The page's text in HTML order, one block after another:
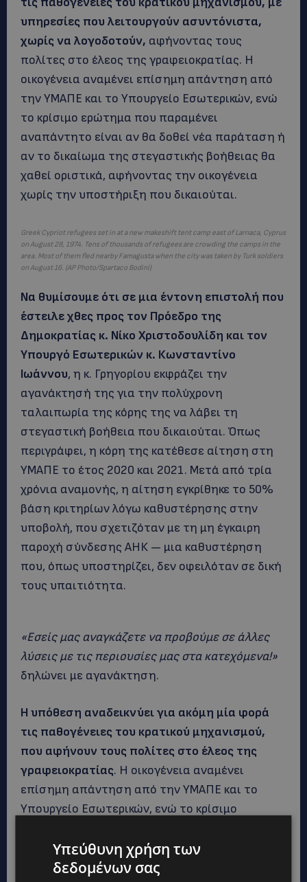
υπηρεσίες που λειτουργούν ασυντόνιστα,
χωρίς να λογοδοτούν, αφήνοντας τους
πολίτες στο έλεος της γραφειοκρατίας. Η
οικογένεια αναμένει επίσημη απάντηση από
την ΥΜΑΠΕ και το Υπουργείο Εσωτερικών, ενώ
το κρίσιμο ερώτημα που παραμένει
αναπάντητο είναι αν θα δοθεί νέα παράταση ή
αν το δικαίωμα της στεγαστικής βοήθειας θα
χαθεί οριστικά, αφήνοντας την οικογένεια
χωρίς την υποστήριξη που δικαιούται.
Greek Cypriot refugees set in at a new makeshift tent camp east of Larnaca, Cyprus
on August 28, 1974. Tens of thousands of refugees are crowding the camps in the
area. Most of them fled nearby Famagusta when the city was taken by Turk soldiers
on August 16. (AP Photo/Spartaco Bodini)
Να θυμίσουμε ότι σε μια έντονη επιστολή που
έστειλε χθες προς τον Πρόεδρο της
Δημοκρατίας κ. Νίκο Χριστοδουλίδη και τον
Υπουργό Εσωτερικών κ. Κωνσταντίνο
Ιωάννου, η κ. Γρηγορίου εκφράζει την
αγανάκτησή της για την πολύχρονη
ταλαιπωρία της κόρης της να λάβει τη
στεγαστική βοήθεια που δικαιούται. Όπως
περιγράφει, η κόρη της κατέθεσε αίτηση στη
ΥΜΑΠΕ το έτος 2020 και 2021. Μετά από τρία
χρόνια αναμονής, η αίτηση εγκρίθηκε το 50%
βάση κριτηρίων λόγω καθυστέρησης στην
υποβολή, που σχετιζόταν με τη μη έγκαιρη
παροχή σύνδεσης ΑΗΚ — μια καθυστέρηση
που, όπως υποστηρίζει, δεν οφειλόταν σε δική
τους υπαιτιότητα.
«Εσείς μας αναγκάζετε να προβούμε σε άλλες
λύσεις με τις περιουσίες μας στα κατεχόμενα!»
δηλώνει με αγανάκτηση.
Η υπόθεση αναδεικνύει για ακόμη μία φορά
τις παθογένειες του κρατικού μηχανισμού,
που αφήνουν τους πολίτες στο έλεος της
γραφειοκρατίας. Η οικογένεια αναμένει
επίσημη απάντηση από την ΥΜΑΠΕ και το
Υπουργείο Εσωτερικών, ενώ το κρίσιμο
το δικαίωμα στη στεγαστική βοήθεια θα χαθεί
οριστικά;
Υπεύθυνη χρήση των
δεδομένων σας